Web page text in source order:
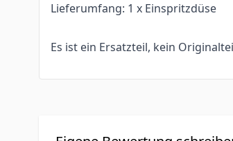
Lieferumfang: 1 x Einspritzdüse
Es ist ein Ersatzteil, kein